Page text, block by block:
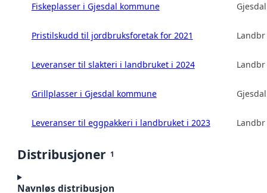
Fiskeplasser i Gjesdal kommune
Pristilskudd til jordbruksforetak for 2021
Leveranser til slakteri i landbruket i 2024
Grillplasser i Gjesdal kommune
Leveranser til eggpakkeri i landbruket i 2023
Distribusjoner 1
Navnløs distribusjon